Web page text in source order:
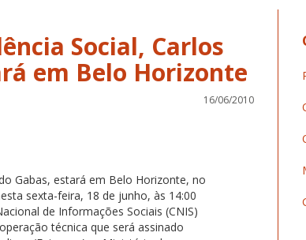
Social, Carlos
em Belo Horizonte
16/06/2010
Gabas, estará em Belo Horizonte, no
sexta-feira, 18 de junho, às 14:00
de Informações Sociais (CNIS)
técnica que será assinado